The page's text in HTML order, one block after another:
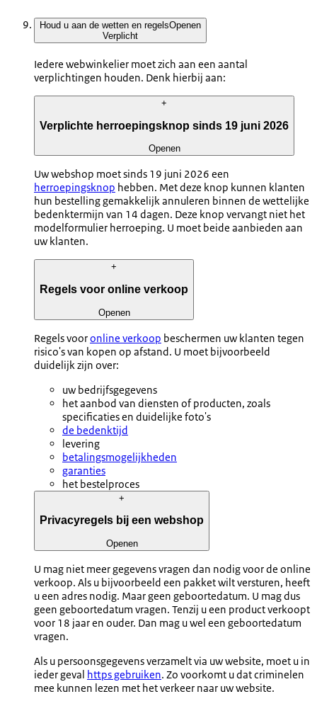
Houd u aan de wetten en regelsOpenen
Verplicht
Iedere webwinkelier moet zich aan een aantal
verplichtingen houden. Denk hierbij aan:
+
Verplichte herroepingsknop sinds 19 juni 2026
Openen
Uw webshop moet sinds 19 juni 2026 een
herroepingsknop hebben. Met deze knop kunnen klanten
hun bestelling gemakkelijk annuleren binnen de wettelijke
bedenktermijn van 14 dagen. Deze knop vervangt niet het
modelformulier herroeping. U moet beide aanbieden aan
uw klanten.
+
Regels voor online verkoop
Openen
Regels vooronline verkoop beschermen uw klanten tegen
risico's van kopen op afstand. U moet bijvoorbeeld
duidelijk zijn over:
uw bedrijfsgegevens
het aanbod van diensten of producten, zoals
specificaties en duidelijke foto's
de bedenktijd
levering
betalingsmogelijkheden
garanties
het bestelproces
+
Privacyregels bij een webshop
Openen
U mag niet meer gegevens vragen dan nodig voor de online
verkoop. Als u bijvoorbeeld een pakket wilt versturen, heeft
u een adres nodig. Maar geen geboortedatum. U mag dus
geen geboortedatum vragen. Tenzij u een product verkoopt
voor 18 jaar en ouder. Dan mag u wel een geboortedatum
vragen.
Als u persoonsgegevens verzamelt via uw website, moet u in
ieder geval https gebruiken. Zo voorkomt u dat criminelen
mee kunnen lezen met het verkeer naar uw website.